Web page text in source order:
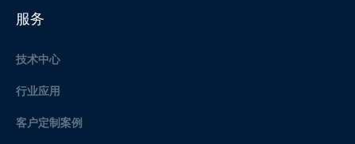
服务
技术中心
行业应用
客户定制案例